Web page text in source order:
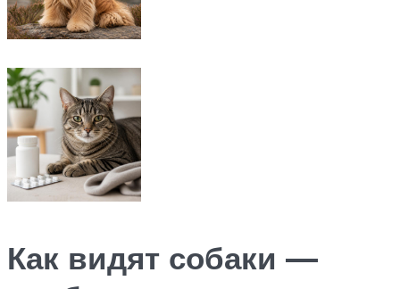
Как видят собаки —